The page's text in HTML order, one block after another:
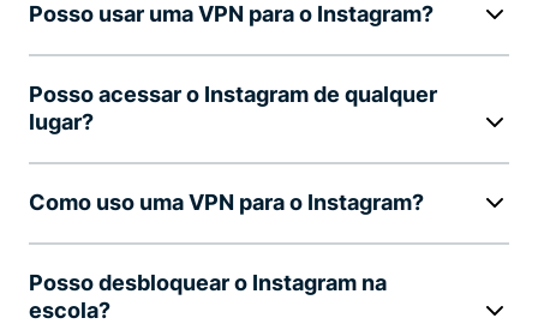
Posso usar uma VPN para o Instagram?
Posso acessar o Instagram de qualquer
lugar?
Como uso uma VPN para o Instagram?
Posso desbloquear o Instagram na
escola?